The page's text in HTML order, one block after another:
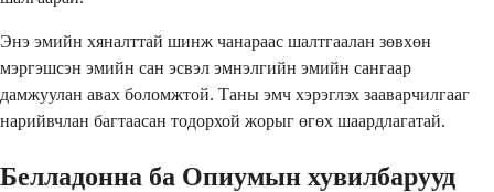
Энэ эмийн хяналттай шинж чанараас шалтгаалан зөвхөн
мэргэшсэн эмийн сан эсвэл эмнэлгийн эмийн сангаар
дамжуулан авах боломжтой. Таны эмч хэрэглэх зааварчилгааг
нарийвчлан багтаасан тодорхой жорыг өгөх шаардлагатай.
Белладонна ба Опиумын хувилбарууд